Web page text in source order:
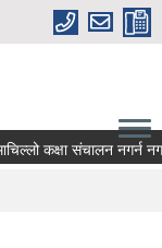
कक्षा संचालन नगर्न